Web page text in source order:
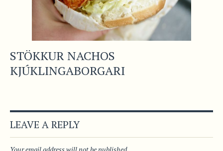
STÖKKUR NACHOS
KJÚKLINGABORGARI
LEAVE A REPLY